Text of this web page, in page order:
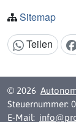
Sitemap
Inhalt teilen:
Teilen
© 2026
Steuernummer:
E-Mail: